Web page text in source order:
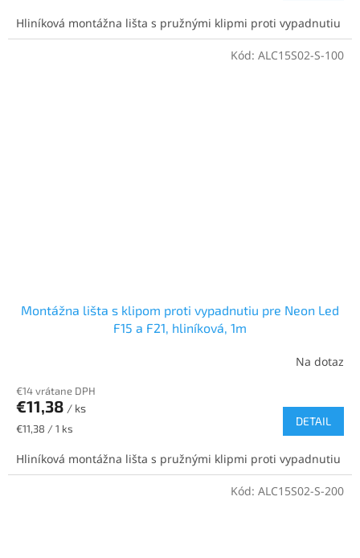
Hliníková montážna lišta s pružnými klipmi proti vypadnutiu
Montážna lišta s klipom proti vypadnutiu pre Neon Led
F15 a F21, hliníková, 1m
Na dotaz
€14 vrátane DPH
€11,38 / ks
Jednotková
€11,38 / 1 ks
DETAIL
Hliníková montážna lišta s pružnými klipmi proti vypadnutiu
Kód: ALC15S02-S-100
Kód: ALC15S02-S-200